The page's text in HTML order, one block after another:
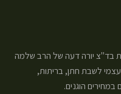
בד"צ יורה דעה של הרב שלמה
לשבת חתן, בריתות,
הוגנים.